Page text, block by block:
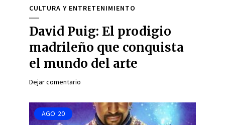
CULTURA Y ENTRETENIMIENTO
David Puig: El prodigio
madrileño que conquista
el mundo del arte
Dejar comentario
AGO 20